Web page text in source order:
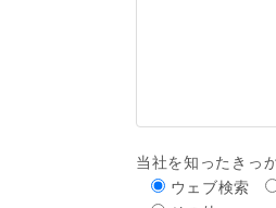
当社を知ったきっ
ウェブ検索